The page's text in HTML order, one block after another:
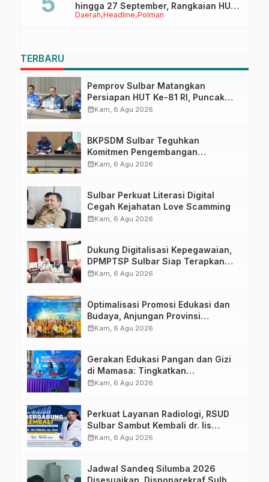
Daerah Headline Polman
hingga 27 September, Rangkaian HUT
Sulbar
TERBARU
Pemprov Sulbar Matangkan
Persiapan HUT Ke-81 RI, Puncak
Upacara di Lapangan Ahmad
calendar_monthKam, 6 Agu 2026
BKPSDM Sulbar Teguhkan
Komitmen Pengembangan
Kompetensi ASN melalui
calendar_monthKam, 6 Agu 2026
Sulbar Perkuat Literasi Digital
Cegah Kejahatan Love Scamming
calendar_monthKam, 6 Agu 2026
Dukung Digitalisasi Kepegawaian,
DPMPTSP Sulbar Siap Terapkan
Aplikasi FLEKSI ASN
calendar_monthKam, 6 Agu 2026
Optimalisasi Promosi Edukasi dan
Budaya, Anjungan Provinsi
Sulawesi Barat Perkuat Kolaborasi
calendar_monthKam, 6 Agu 2026
Gerakan Edukasi Pangan dan Gizi
di Mamasa: Tingkatkan
Pengetahuan dan Keterampilan
calendar_monthKam, 6 Agu 2026
Perkuat Layanan Radiologi, RSUD
Sulbar Sambut Kembali dr. Iis
Imelda, Sp.Rad
calendar_monthKam, 6 Agu 2026
Jadwal Sandeq Silumba 2026
Disesuaikan, Dispoparekraf Sulbar